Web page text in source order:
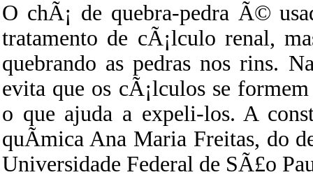
O chÃ¡ de quebra-pedra Ã©
tratamento de cÃ¡lculo renal,
quebrando as pedras nos rins.
evita que os cÃ¡lculos se
o que ajuda a expeli-los. A
quÃ­mica Ana Maria Freitas, do
Universidade Federal de SÃ£o